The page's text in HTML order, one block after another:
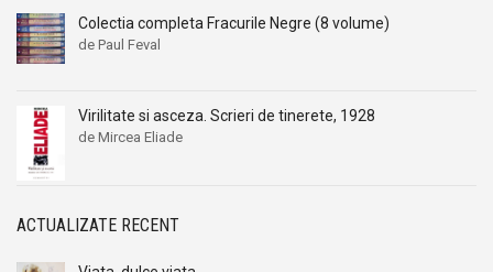
Colectia completa Fracurile Negre (8 volume)
de Paul Feval
Virilitate si asceza. Scrieri de tinerete, 1928
de Mircea Eliade
ACTUALIZATE RECENT